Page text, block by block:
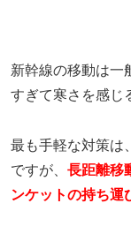
新幹線の移動は一
すぎて寒さを感じ
最も手軽な対策は
ですが、 長距離移
ンケットの持ち運